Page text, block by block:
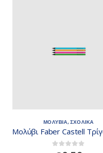
ΜΟΛΥΒΙΑ, ΣΧΟΛΙΚΑ
out of 5